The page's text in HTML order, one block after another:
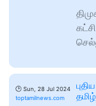
🕑 Sun, 28 Jul 2024
toptamilnews.com